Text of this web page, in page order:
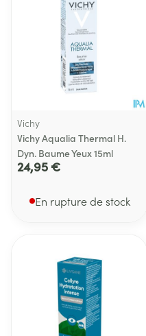
Vichy
Vichy Aqualia Thermal H.
Dyn. Baume Yeux 15ml
24,95 €
En rupture de stock